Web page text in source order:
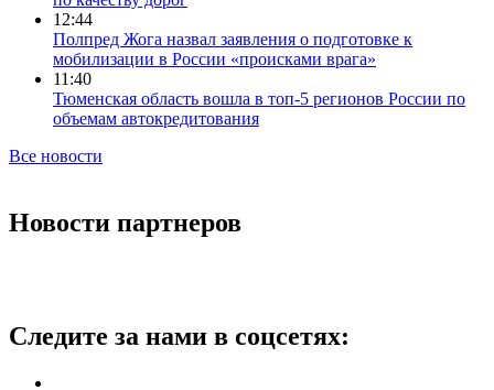
12:44
Полпред Жога назвал заявления о подготовке к
мобилизации в России «происками врага»
11:40
Тюменская область вошла в топ-5 регионов России по
объемам автокредитования
Все новости
Новости партнеров
Следите за нами в соцсетях: